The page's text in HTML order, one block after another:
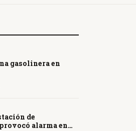
gasolinera en
de
alarma en